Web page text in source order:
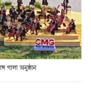
অনুষ্ঠান